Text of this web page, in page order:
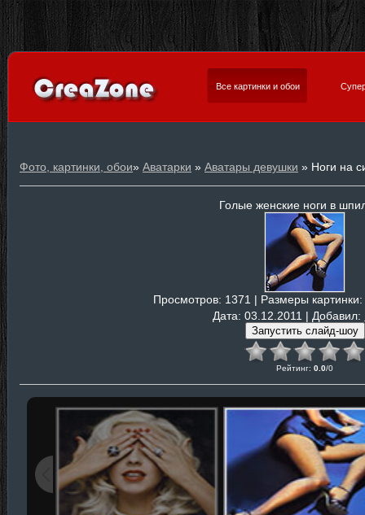
Все картинки и обои
Фото, картинки, обои» Аватарки » Аватары девушки » Ноги на
Голые женские ноги в
Просмотров: 1371 | Размеры картинки
Дата: 03.12.2011 | Добавил:
Рейтинг: 0.0/0